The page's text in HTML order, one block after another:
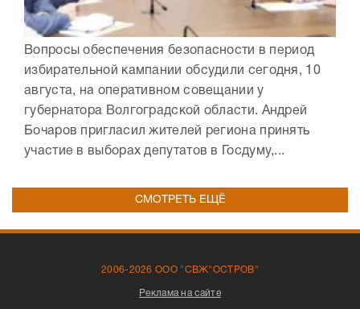
Вопросы обеспечения безопасности в период
избирательной кампании обсудили сегодня, 10
августа, на оперативном совещании у
губернатора Волгоградской области. Андрей
Бочаров пригласил жителей региона принять
участие в выборах депутатов в Госдуму,...
СМОТРЕТЬ ЕЩЁ
2006-2026 ООО "СВЖ"ОСТРОВ"
Реклама на сайте